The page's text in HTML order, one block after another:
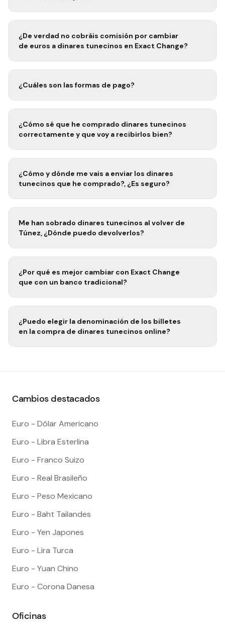
¿De verdad no cobráis comisión por cambiar
de euros a dinares tunecinos en Exact Change?
¿Cuáles son las formas de pago?
¿Cómo sé que he comprado dinares tunecinos
correctamente y que voy a recibirlos bien?
¿Cómo y dónde me vais a enviar los dinares
tunecinos que he comprado?, ¿Es seguro?
Me han sobrado dinares tunecinos
al volver de
Túnez, ¿Dónde puedo devolverlos?
¿Por qué es mejor cambiar con Exact Change
que con un banco tradicional?
¿Puedo elegir la denominación de los billetes
en la compra de dinares tunecinos online?
Cambios destacados
Euro - Dólar Americano
Euro - Libra Esterlina
Euro - Franco Suizo
Euro - Real Brasileño
Euro - Peso Mexicano
Euro - Baht Tailandes
Euro - Yen Japones
Euro - Lira Turca
Euro - Yuan Chino
Euro - Corona Danesa
Oficinas